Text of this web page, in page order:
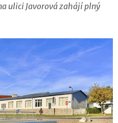
ulici Javorová zahájí plný